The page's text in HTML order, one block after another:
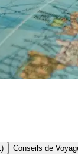
) Conseils de